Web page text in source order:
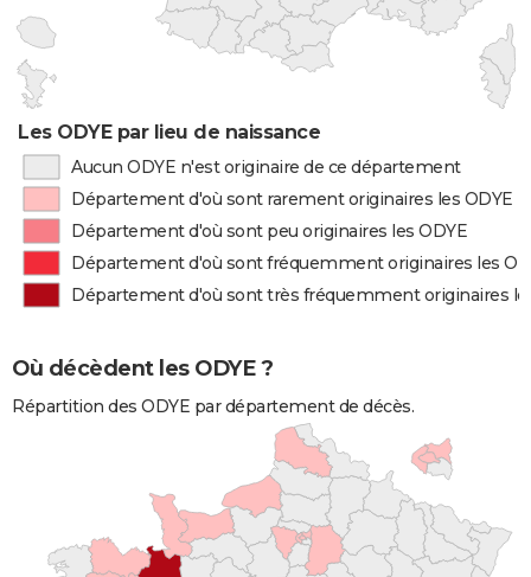
Les ODYE par lieu de naissance
Aucun ODYE n'est originaire de ce département
Département d'où sont rarement originaires les ODYE
Département d'où sont peu originaires les ODYE
Département d'où sont fréquemment originaires les
Département d'où sont très fréquemment originaires
Où décèdent les ODYE ?
Répartition des ODYE par département de décès.